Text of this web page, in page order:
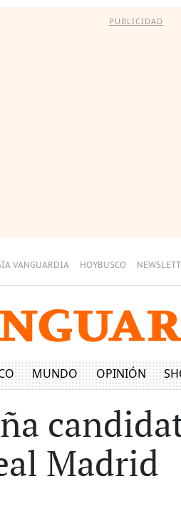
PUBLICIDAD
VANGUARDIA HOYBUSCO
MUNDO OPINIÓN
Madrid